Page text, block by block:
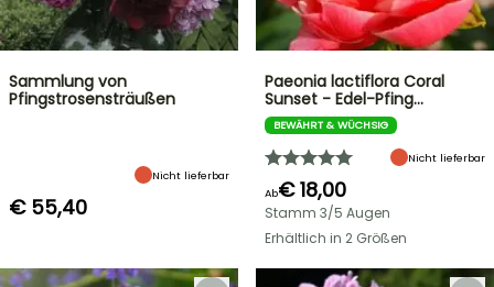
Sammlung von
Pfingstrosensträußen
Nicht lieferbar
€ 55,40
Paeonia lactiflora Coral
Sunset - Edel-Pfing…
BEWÄHRT & WÜCHSIG
Nicht lieferbar
Ab€ 18,00
Stamm 3/5 Augen
Erhältlich in 2 Größen